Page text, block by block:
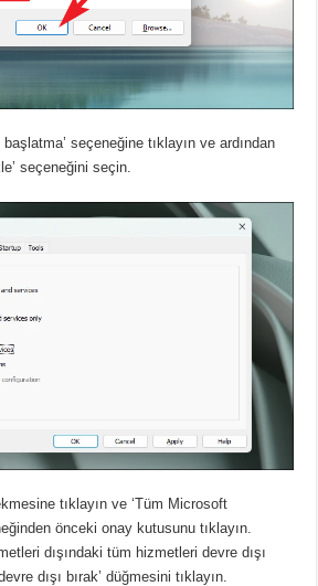
seçeneğine tıklayın ve ardından
seçeneğini seçin.
tıklayın ve ‘Tüm Microsoft
önceki onay kutusunu tıklayın.
dışındaki tüm hizmetleri devre dışı
dışı bırak’ düğmesini tıklayın.